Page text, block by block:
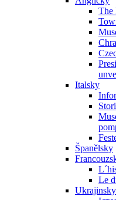
The
Italsky
Španělsky
Le
Ukrajinsky